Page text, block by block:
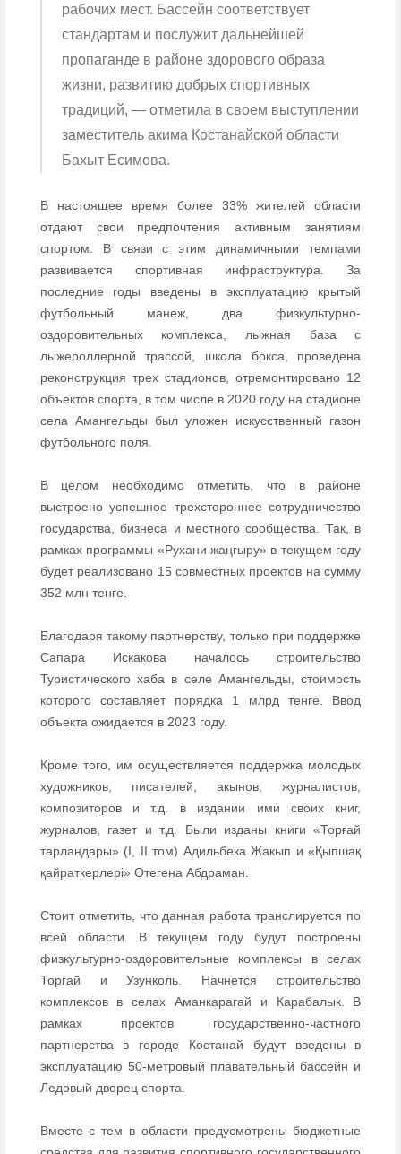
рабочих мест. Бассейн соответствует
стандартам и послужит дальнейшей
пропаганде в районе здорового образа
жизни, развитию добрых спортивных
традиций, — отметила в своем выступлении
заместитель акима Костанайской области
Бахыт Есимова.
В настоящее время более 33% жителей области
отдают свои предпочтения активным занятиям
спортом. В связи с этим динамичными темпами
развивается спортивная инфраструктура. За
последние годы введены в эксплуатацию крытый
футбольный манеж, два физкультурно-
оздоровительных комплекса, лыжная база с
лыжероллерной трассой, школа бокса, проведена
реконструкция трех стадионов, отремонтировано 12
объектов спорта, в том числе в 2020 году на стадионе
села Амангельды был уложен искусственный газон
футбольного поля.
В целом необходимо отметить, что в районе
выстроено успешное трехстороннее сотрудничество
государства, бизнеса и местного сообщества. Так, в
рамках программы «Рухани жаңғыру» в текущем году
будет реализовано 15 совместных проектов на сумму
352 млн тенге.
Благодаря такому партнерству, только при поддержке
Сапара Искакова началось строительство
Туристического хаба в селе Амангельды, стоимость
которого составляет порядка 1 млрд тенге. Ввод
объекта ожидается в 2023 году.
Кроме того, им осуществляется поддержка молодых
художников, писателей, акынов, журналистов,
композиторов и т.д. в издании ими своих книг,
журналов, газет и т.д. Были изданы книги «Торғай
тарландары» (I, II том) Адильбека Жакып и «Қыпшақ
қайраткерлері» Өтегена Абдраман.
Стоит отметить, что данная работа транслируется по
всей области. В текущем году будут построены
физкультурно-оздоровительные комплексы в селах
Торгай и Узунколь. Начнется строительство
комплексов в селах Аманкарагай и Карабалык. В
рамках проектов государственно-частного
партнерства в городе Костанай будут введены в
эксплуатацию 50-метровый плавательный бассейн и
Ледовый дворец спорта.
Вместе с тем в области предусмотрены бюджетные